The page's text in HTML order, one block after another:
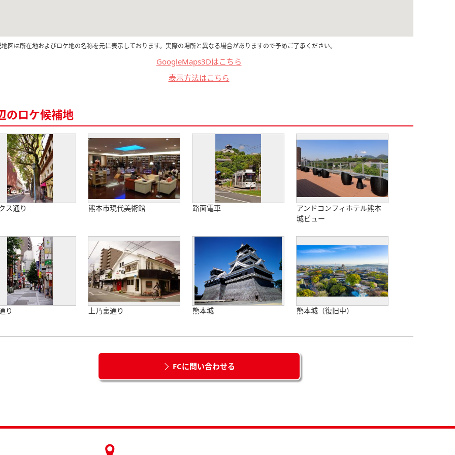
図は所在地およびロケ地の名称を元に表示しております。実際の場所と異なる場合がありますので予めご了承ください。
GoogleMaps3Dはこちら
表示方法はこちら
のロケ候補地
ス通り 熊本市現代美術館 路面電車
アンドコンフィホテル熊本
城ビュー
り 上乃裏通り 熊本城 熊本城（復旧中）
FCに問い合わせる